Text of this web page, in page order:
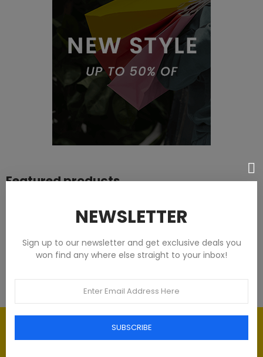
Featured products
Tommy Hilfiger Chemises - Homme -
Blanches
93,00 €
Élégance intemporelle : l'art du
Luxe
NEWSLETTER
Sign up to our newsletter and get exclusive deals you
won find any where else straight to your inbox!
SUBSCRIBE